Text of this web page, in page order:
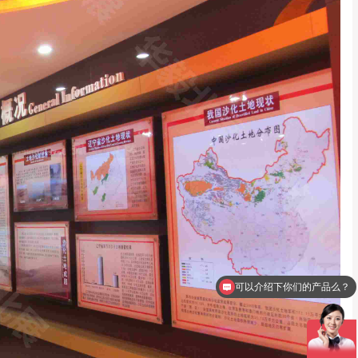
可以介绍下你们的产品么？
你们是怎么收费的呢？